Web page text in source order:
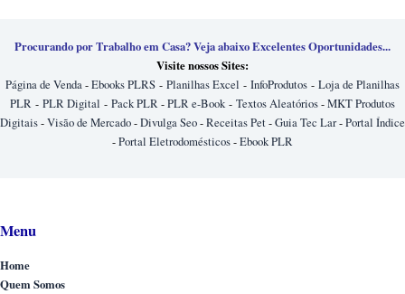
Procurando por Trabalho em Casa? Veja abaixo Excelentes Oportunidades...
Visite nossos Sites:
Página de Venda-Ebooks PLRS - Planilhas Excel - InfoProdutos - Loja de Planilhas
PLR - PLR Digital - Pack PLR-PLR e-Book- Textos Aleatórios-MKT Produtos
Digitais-Visão de Mercado-Divulga Seo-Receitas Pet-Guia Tec Lar-Portal Índice
-Portal Eletrodomésticos-Ebook PLR
Menu
Home
Quem Somos